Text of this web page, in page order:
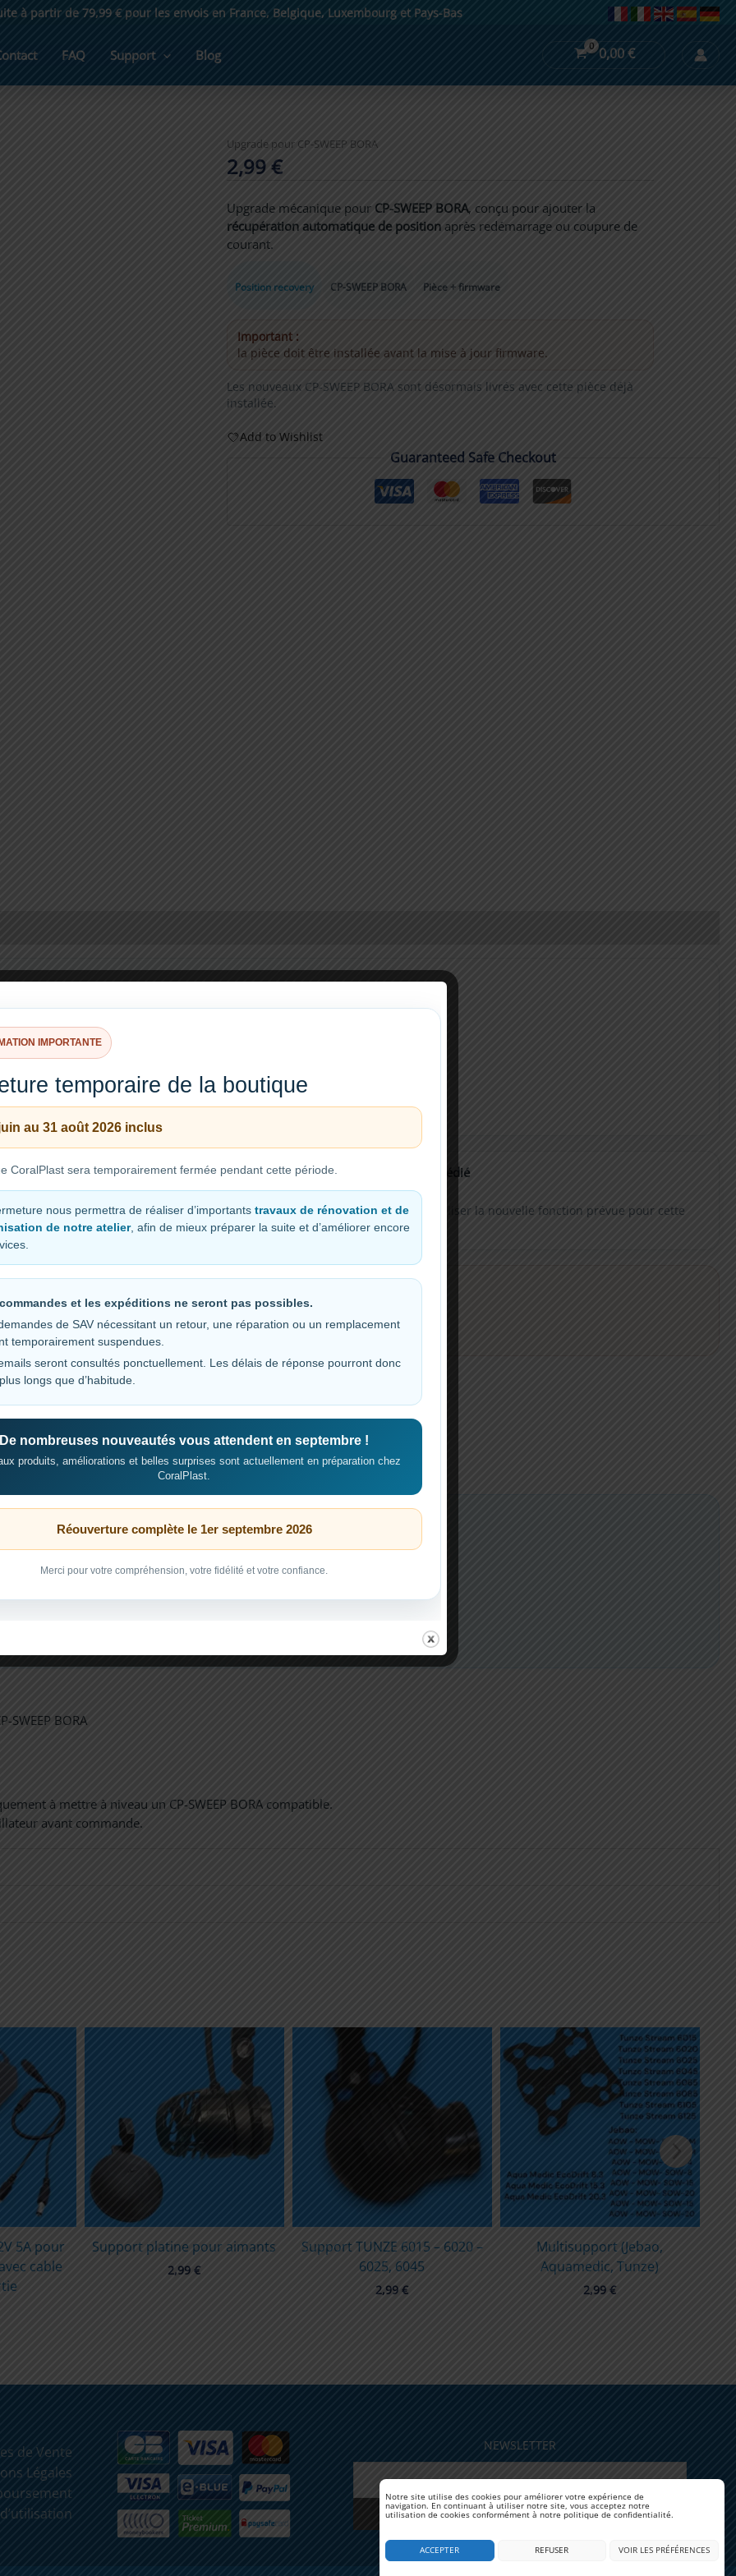
Notre site utilise des cookies pour améliorer votre expérience de
navigation. En continuant à utiliser notre site, vous acceptez notre
utilisation de cookies conformément à notre politique de confidentialité.
ACCEPTER REFUSER VOIR LES PRÉFÉRENCES
à partir de 79,99 € pour les envois en France, Belgique, Luxembourg et Pays-Bas
FAQ Support Blog 0,00€
Upgrade pour CP-SWEEP BORA
2,99€
Upgrade mécanique pour CP-SWEEP BORA, conçu pour ajouter la
récupération automatique de position après redémarrage ou coupure de
courant.
Position recovery CP-SWEEP BORA Pièce + firmware
Important :
la pièce doit être installée avant la mise à jour firmware.
Les nouveaux CP-SWEEP BORA sont désormais livrés avec cette pièce déjà
installée.
Add to Wishlist
Guaranteed Safe Checkout
position
coupure de courant
Moins de décalage
Réduit le risque de mauvais repositionnement après une
coupure.
Firmware dédié
Permet d’utiliser la nouvelle fonction prévue pour cette
pièce.
de la pièce upgrade
l’oscillateur.
de cette upgrade.
avec cette pièce déjà installée.
pas nécessaire.
le positionnement de la pièce
BORA
à mettre à niveau un CP-SWEEP BORA compatible.
avant commande.
5A pour
cable
Support platine pour aimants
2,99€
Support TUNZE 6015 – 6020 –
6025, 6045
2,99€
Multisupport (Jebao,
Aquamedic, Tunze)
2,99€
de Vente
Légales
NEWSLETTER
IMPORTANTE
temporaire de la boutique
au 31 août 2026 inclus
CoralPlast sera temporairement fermée pendant cette période.
nous permettra de réaliser d’importants travaux de rénovation et de
de notre atelier, afin de mieux préparer la suite et d’améliorer encore
et les expéditions ne seront pas possibles.
de SAV nécessitant un retour, une réparation ou un remplacement
temporairement suspendues.
seront consultés ponctuellement. Les délais de réponse pourront donc
longs que d’habitude.
De nombreuses nouveautés vous attendent en septembre !
produits, améliorations et belles surprises sont actuellement en préparation chez
CoralPlast.
Réouverture complète le 1er septembre 2026
Merci pour votre compréhension, votre fidélité et votre confiance.